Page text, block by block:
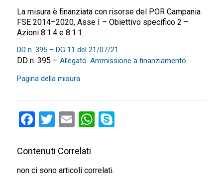
La misura è finanziata con risorse del POR Campania
FSE 2014–2020, Asse I – Obiettivo specifico 2 –
Azioni 8.1.4 e 8.1.1.
DD n. 395 – DG 11 del 21/07/21
DD n. 395 – Allegato. Ammissione a finanziamento
Pagina della misura
FacebookTwitter Email WhatsApp
Contenuti Correlati
non ci sono articoli correlati.